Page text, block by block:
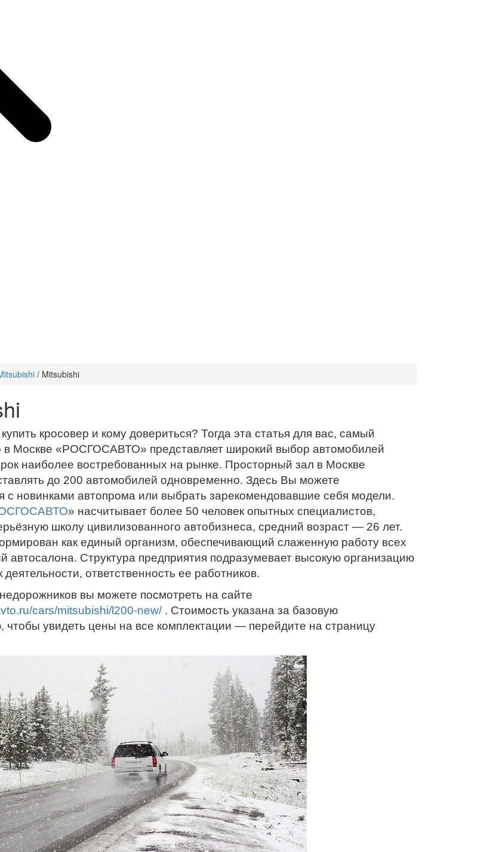
/ Mitsubishi
кросовер и кому довериться? Тогда эта статья для вас, самый
в Москве «РОСГОСАВТО» представляет широкий выбор автомобилей
наиболее востребованных на рынке. Просторный зал в Москве
до 200 автомобилей одновременно. Здесь Вы можете
с новинками автопрома или выбрать зарекомендовавшие себя модели.
» насчитывает более 50 человек опытных специалистов,
школу цивилизованного автобизнеса, средний возраст — 26 лет.
как единый организм, обеспечивающий слаженную работу всех
автосалона. Структура предприятия подразумевает высокую организацию
ответственность ее работников.
вы можете посмотреть на сайте
cars/mitsubishi/l200-new/. Стоимость указана за базовую
чтобы увидеть цены на все комплектации — перейдите на страницу